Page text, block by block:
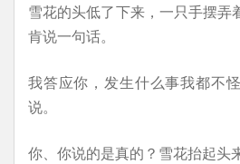
雪花的头低了下来，一只手摆弄
肯说一句话。
我答应你，发生什么事我都不
说。
你、你说的是真的？雪花抬起头